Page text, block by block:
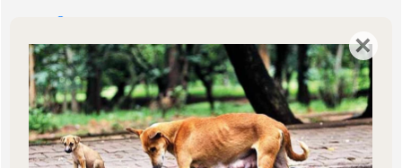
Bedrag*
Doneer!
×